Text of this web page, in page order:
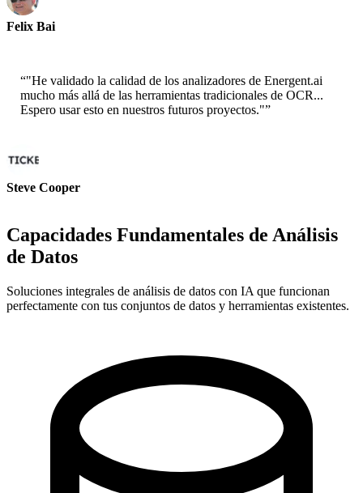
Felix Bai
“"He validado la calidad de los analizadores de Energent.ai
mucho más allá de las herramientas tradicionales de OCR...
Espero usar esto en nuestros futuros proyectos."”
Steve Cooper
Capacidades Fundamentales de Análisis
de Datos
Soluciones integrales de análisis de datos con IA que funcionan
perfectamente con tus conjuntos de datos y herramientas existentes.